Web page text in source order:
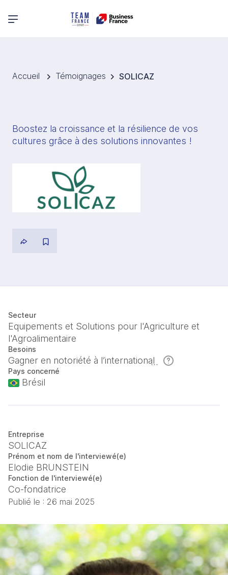
Menu principal
Accueil Témoignages SOLICAZ
Boostez la croissance et la résilience de vos
cultures grâce à des solutions innovantes !
Secteur
Equipements et Solutions pour l'Agriculture et
l'Agroalimentaire
Besoins
Gagner en notoriété à l’international
Pays concerné
Brésil
Entreprise
SOLICAZ
Prénom et nom de l'interviewé(e)
Elodie BRUNSTEIN
Fonction de l'interviewé(e)
Co-fondatrice
Publié le : 26 mai 2025